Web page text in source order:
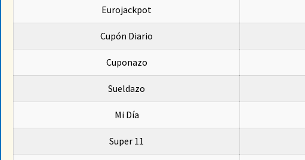
Eurojackpot
Cupón Diario
Cuponazo
Sueldazo
Mi Día
Super 11